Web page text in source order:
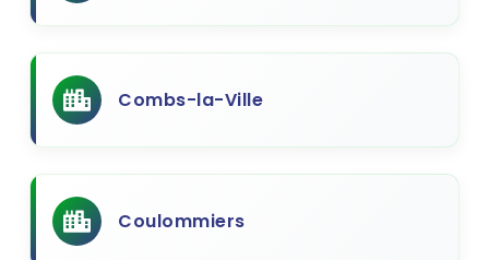
Combs-la-Ville
Coulommiers